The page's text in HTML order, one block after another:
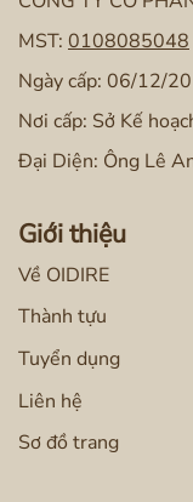
MST: 0108085048
Ngày cấp: 06/12/
Nơi cấp: Sở Kế
Đại Diện: Ông Lê
Giới thiệu
Về OIDIRE
Thành tựu
Tuyển dụng
Liên hệ
Sơ đồ trang